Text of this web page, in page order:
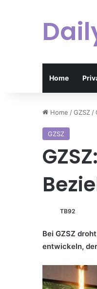
Home
Home /GZSZ /
GZSZ
TB92
Bei GZSZ
entwickeln,